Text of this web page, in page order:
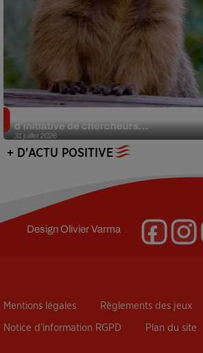
31 juillet 2026
d’initiative de chercheurs...
+ D'ACTU POSITIVE
DesignOlivier Varma
Mentions légales Règlements des jeux
Notice d’information RGPD Plan du site